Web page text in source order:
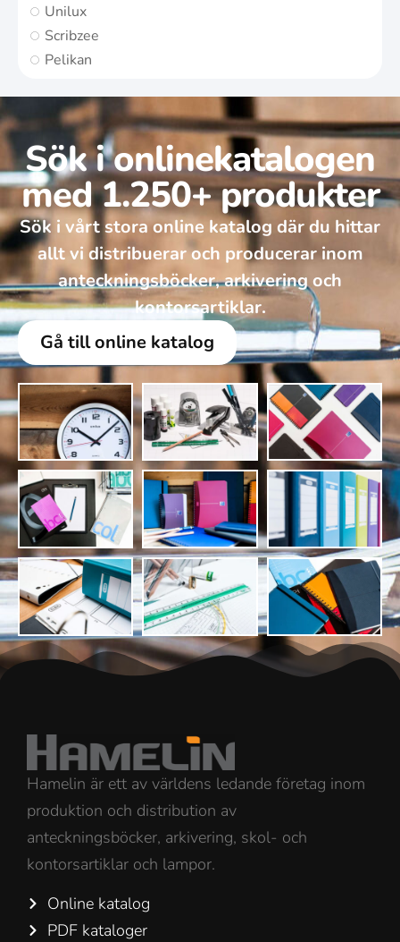
Unilux
Scribzee
Pelikan
Sök i onlinekatalogen
med 1.250+ produkter
Sök i vårt stora online katalog där du hittar
allt vi distribuerar och producerar inom
anteckningsböcker, arkivering och
kontorsartiklar.
Gå till online katalog
Hamelin är ett av världens ledande företag inom
produktion och distribution av
anteckningsböcker, arkivering, skol- och
kontorsartiklar och lampor.
Online katalog
PDF kataloger